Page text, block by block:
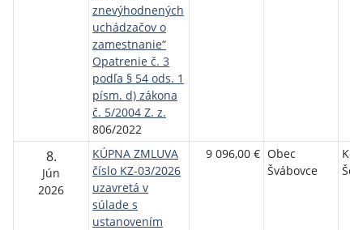
znevýhodnených
uchádzačov o
zamestnanie“
Opatrenie č. 3
podľa § 54 ods. 1
písm. d) zákona
č. 5/2004 Z. z.
806/2022
8.
Jún
2026
KÚPNA ZMLUVA
číslo KZ-03/2026
uzavretá v
súlade s
ustanovením
9 096,00 € Obec
Švábovce